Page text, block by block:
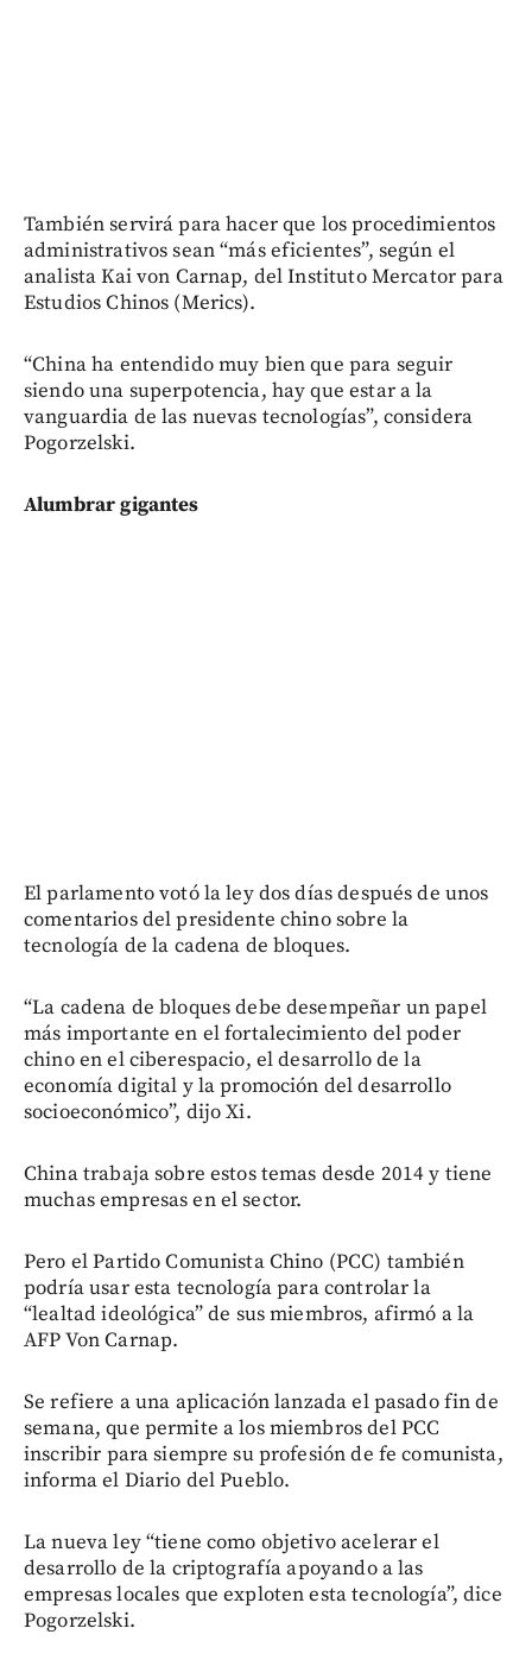
También servirá para hacer que los procedimientos
administrativos sean “más eficientes”, según el
analista Kai von Carnap, del Instituto Mercator para
Estudios Chinos (Merics).
“China ha entendido muy bien que para seguir
siendo una superpotencia, hay que estar a la
vanguardia de las nuevas tecnologías”, considera
Pogorzelski.
Alumbrar gigantes
El parlamento votó la ley dos días después de unos
comentarios del presidente chino sobre la
tecnología de la cadena de bloques.
“La cadena de bloques debe desempeñar un papel
más importante en el fortalecimiento del poder
chino en el ciberespacio, el desarrollo de la
economía digital y la promoción del desarrollo
socioeconómico”, dijo Xi.
China trabaja sobre estos temas desde 2014 y tiene
muchas empresas en el sector.
Pero el Partido Comunista Chino (PCC) también
podría usar esta tecnología para controlar la
“lealtad ideológica” de sus miembros, afirmó a la
AFP Von Carnap.
Se refiere a una aplicación lanzada el pasado fin de
semana, que permite a los miembros del PCC
inscribir para siempre su profesión de fe comunista,
informa el Diario del Pueblo.
La nueva ley “tiene como objetivo acelerar el
desarrollo de la criptografía apoyando a las
empresas locales que exploten esta tecnología”, dice
Pogorzelski.